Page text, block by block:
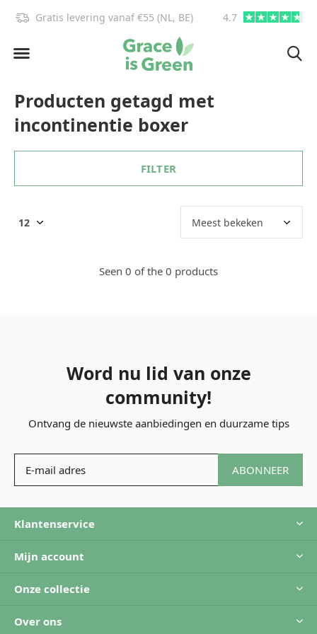
Gratis levering vanaf €55 (NL, BE) 4.7
Producten getagd met
incontinentie boxer
FILTER
Seen 0 of the 0 products
Word nu lid van onze
community!
Ontvang de nieuwste aanbiedingen en duurzame tips
ABONNEER
Klantenservice
Mijn account
Onze collectie
Over ons